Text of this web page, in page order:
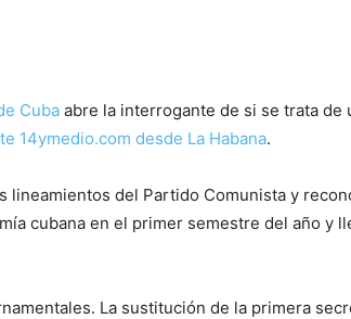
Cuba abre la interrogante de si se trata de
14ymedio.com desde La Habana.
lineamientos del Partido Comunista y
cubana en el primer semestre del año y
La sustitución de la primera